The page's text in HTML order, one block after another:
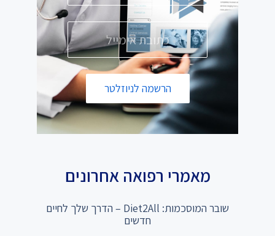
הרשמה לניוזלטר
מאמרי רפואה אחרונים
שובר המוסכמות: Diet2All – הדרך שלך לחיים
חדשים